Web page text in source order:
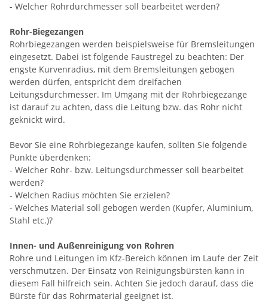
- Welcher Rohrdurchmesser soll bearbeitet werden?
Rohr-Biegezangen
Rohrbiegezangen werden beispielsweise für Bremsleitungen
eingesetzt. Dabei ist folgende Faustregel zu beachten: Der
engste Kurvenradius, mit dem Bremsleitungen gebogen
werden dürfen, entspricht dem dreifachen
Leitungsdurchmesser. Im Umgang mit der Rohrbiegezange
ist darauf zu achten, dass die Leitung bzw. das Rohr nicht
geknickt wird.
Bevor Sie eine Rohrbiegezange kaufen, sollten Sie folgende
Punkte überdenken:
- Welcher Rohr- bzw. Leitungsdurchmesser soll bearbeitet
werden?
- Welchen Radius möchten Sie erzielen?
- Welches Material soll gebogen werden (Kupfer, Aluminium,
Stahl etc.)?
Innen- und Außenreinigung von Rohren
Rohre und Leitungen im Kfz-Bereich können im Laufe der Zeit
verschmutzen. Der Einsatz von Reinigungsbürsten kann in
diesem Fall hilfreich sein. Achten Sie jedoch darauf, dass die
Bürste für das Rohrmaterial geeignet ist.